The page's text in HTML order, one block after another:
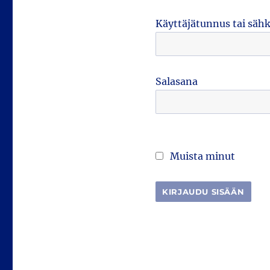
Käyttäjätunnus tai
Salasana
Muista minut